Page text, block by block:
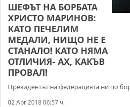
ШЕФЪТ НА БОРБАТА
ХРИСТО МАРИНОВ:
КАТО ПЕЧЕЛИМ
МЕДАЛИ, НИЩО НЕ Е
СТАНАЛО! КАТО НЯМА
ОТЛИЧИЯ- АХ, КАКЪВ
ПРОВАЛ!
Президентът на федерацията ни по
02 Apr 2018 06:57 ч.